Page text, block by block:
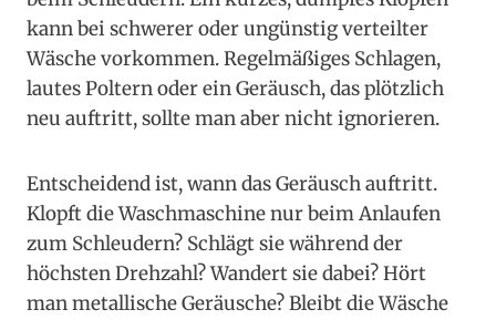
kann bei schwerer oder ungünstig verteilter
Wäsche vorkommen. Regelmäßiges Schlagen,
lautes Poltern oder ein Geräusch, das plötzlich
neu auftritt, sollte man aber nicht ignorieren.
Entscheidend ist, wann das Geräusch auftritt.
Klopft die Waschmaschine nur beim Anlaufen
zum Schleudern? Schlägt sie während der
höchsten Drehzahl? Wandert sie dabei? Hört
man metallische Geräusche? Bleibt die Wäsche